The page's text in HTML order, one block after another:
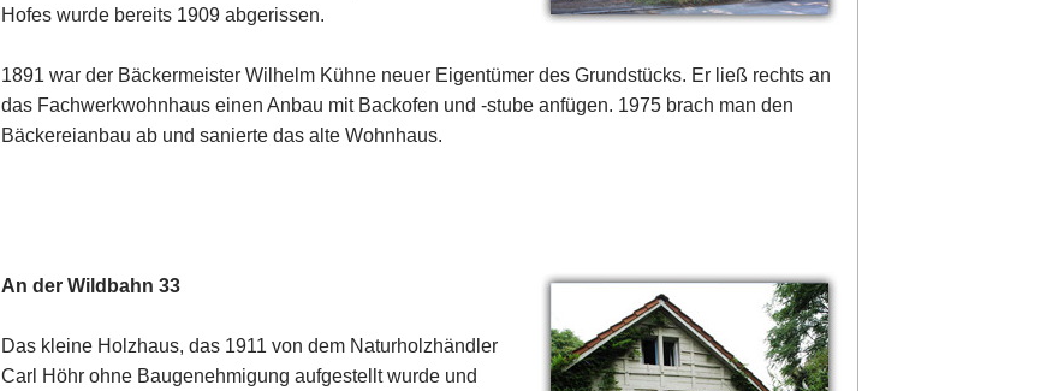
Hofes wurde bereits 1909 abgerissen.
1891 war der Bäckermeister Wilhelm Kühne neuer Eigentümer des Grundstücks. Er ließ rechts an
das Fachwerkwohnhaus einen Anbau mit Backofen und -stube anfügen. 1975 brach man den
Bäckereianbau ab und sanierte das alte Wohnhaus.
An der Wildbahn 33
Das kleine Holzhaus, das 1911 von dem Naturholzhändler
Carl Höhr ohne Baugenehmigung aufgestellt wurde und